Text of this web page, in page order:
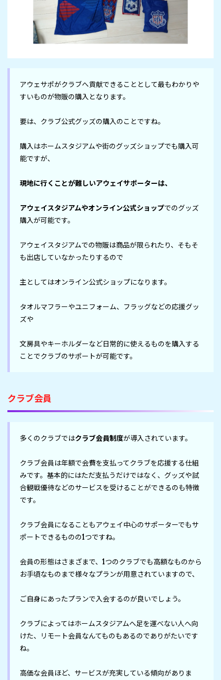
アウェサポがクラブへ貢献できることとして最もわかりや
すいものが物販の購入となります。
要は、クラブ公式グッズの購入のことですね。
購入はホームスタジアムや街のグッズショップでも購入可
能ですが、
現地に行くことが難しいアウェイサポーターは、
アウェイスタジアムやオンライン公式ショップでのグッズ
購入が可能です。
アウェイスタジアムでの物販は商品が限られたり、そもそ
も出店していなかったりするので
主としてはオンライン公式ショップになります。
タオルマフラーやユニフォーム、フラッグなどの応援グッ
ズや
文房具やキーホルダーなど日常的に使えるものを購入する
ことでクラブのサポートが可能です。
クラブ会員
多くのクラブではクラブ会員制度が導入されています。
クラブ会員は年額で会費を支払ってクラブを応援する仕組
みです。基本的にはただ支払うだけではなく、グッズや試
合観戦優待などのサービスを受けることができるのも特徴
です。
クラブ会員になることもアウェイ中心のサポーターでもサ
ポートできるものの1つですね。
会員の形態はさまざまで、1つのクラブでも高額なものから
お手頃なものまで様々なプランが用意されていますので、
ご自身にあったプランで入会するのが良いでしょう。
クラブによってはホームスタジアムへ足を運べない人へ向
けた、リモート会員なんてものもあるのでありがたいです
ね。
高価な会員ほど、サービスが充実している傾向がありま